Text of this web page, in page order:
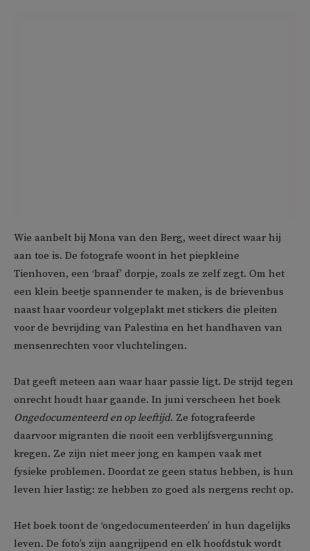
Wie aanbelt bij Mona van den Berg, weet direct waar hij
aan toe is. De fotografe woont in het piepkleine
Tienhoven, een ‘braaf’ dorpje, zoals ze zelf zegt. Om het
een klein beetje spannender te maken, is de brievenbus
naast haar voordeur volgeplakt met stickers die pleiten
voor de bevrijding van Palestina en het handhaven van
mensenrechten voor vluchtelingen.
Dat geeft meteen aan waar haar passie ligt. De strijd tegen
onrecht houdt haar gaande. In juni verscheen het boek
Ongedocumenteerd en op leeftijd. Ze fotografeerde
daarvoor migranten die nooit een verblijfsvergunning
kregen. Ze zijn niet meer jong en kampen vaak met
fysieke problemen. Doordat ze geen status hebben, is hun
leven hier lastig: ze hebben zo goed als nergens recht op.
Het boek toont de ‘ongedocumenteerden’ in hun dagelijks
leven. De foto’s zijn aangrijpend en elk hoofdstuk wordt